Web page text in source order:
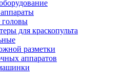
для краскопульта
разметки
аппаратов